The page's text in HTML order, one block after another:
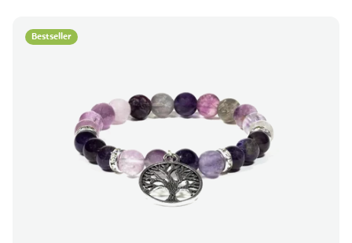
Bestseller